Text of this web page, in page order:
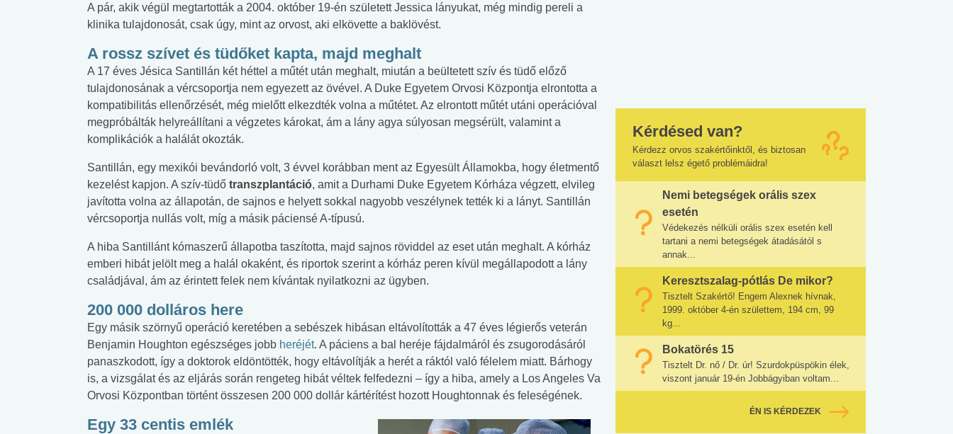
A pár, akik végül megtartották a 2004. október 19-én született Jessica lányukat, még mindig pereli a
klinika tulajdonosát, csak úgy, mint az orvost, aki elkövette a baklövést.
A rossz szívet és tüdőket kapta, majd meghalt
A 17 éves Jésica Santillán két héttel a műtét után meghalt, miután a beültetett szív és tüdő előző
tulajdonosának a vércsoportja nem egyezett az övével. A Duke Egyetem Orvosi Központja elrontotta a
kompatibilitás ellenőrzését, még mielőtt elkezdték volna a műtétet. Az elrontott műtét utáni operációval
megpróbálták helyreállítani a végzetes károkat, ám a lány agya súlyosan megsérült, valamint a
komplikációk a halálát okozták.
Santillán, egy mexikói bevándorló volt, 3 évvel korábban ment az Egyesült Államokba, hogy életmentő
kezelést kapjon. A szív-tüdő transzplantáció, amit a Durhami Duke Egyetem Kórháza végzett, elvileg
javította volna az állapotán, de sajnos e helyett sokkal nagyobb veszélynek tették ki a lányt. Santillán
vércsoportja nullás volt, míg a másik páciensé A-típusú.
A hiba Santillánt kómaszerű állapotba taszította, majd sajnos röviddel az eset után meghalt. A kórház
emberi hibát jelölt meg a halál okaként, és riportok szerint a kórház peren kívül megállapodott a lány
családjával, ám az érintett felek nem kívántak nyilatkozni az ügyben.
200 000 dolláros here
Egy másik szörnyű operáció keretében a sebészek hibásan eltávolították a 47 éves légierős veterán
Benjamin Houghton egészséges jobb heréjét. A páciens a bal heréje fájdalmáról és zsugorodásáról
panaszkodott, így a doktorok eldöntötték, hogy eltávolítják a herét a ráktól való félelem miatt. Bárhogy
is, a vizsgálat és az eljárás során rengeteg hibát véltek felfedezni – így a hiba, amely a Los Angeles Va
Orvosi Központban történt összesen 200 000 dollár kártérítést hozott Houghtonnak és feleségének.
Egy 33 centis emlék
Kérdésed van?
Kérdezz orvos szakértőinktől, és biztosan
választ lelsz égető problémáidra!
Nemi betegségek orális szex
esetén
Védekezés nélküli orális szex esetén kell
tartani a nemi betegségek átadásától s
annak...
Keresztszalag-pótlás De mikor?
Tisztelt Szakértő! Engem Alexnek hívnak,
1999. október 4-én születtem, 194 cm, 99
kg...
Bokatörés 15
Tisztelt Dr. nő / Dr. úr! Szurdokpüspökin élek,
viszont január 19-én Jobbágyiban voltam...
ÉN IS KÉRDEZEK